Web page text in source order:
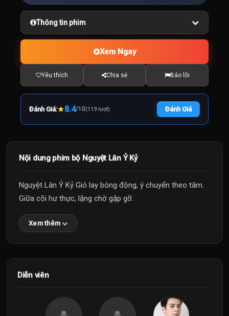
Thông tin phim
Xem Ngay
Yêu thích Chia sẻ Báo lỗi
Đánh Giá:★8.4/10(119 lượt) Đánh Giá
Nội dung phim bộ Nguyệt Lân Ỷ Kỷ
Nguyệt Lân Ỷ Kỷ Gió lay bóng động, ý chuyển theo tâm.
Giữa cõi hư thực, lặng chờ gặp gỡ.
Xem thêm
Diễn viên